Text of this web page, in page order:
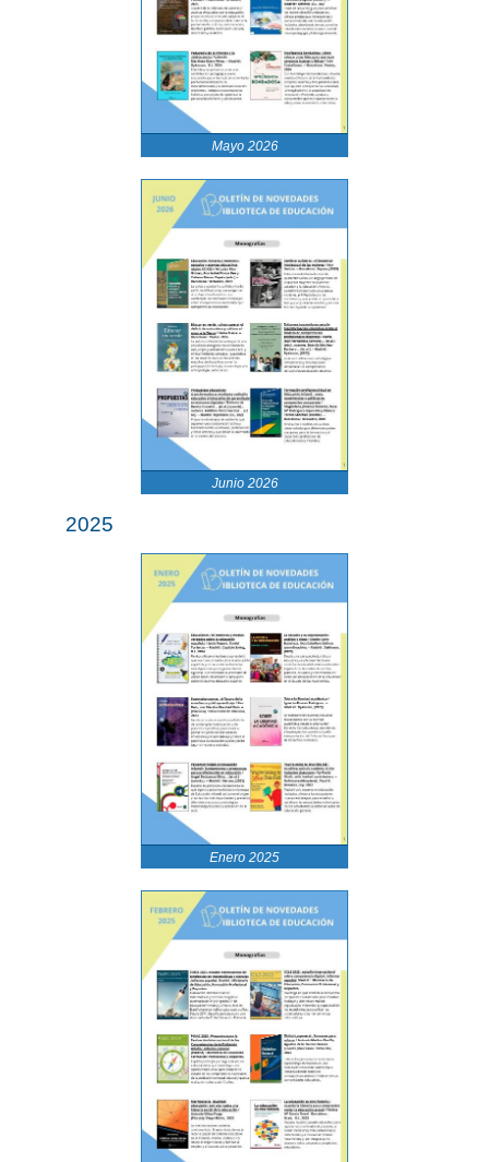
Mayo 2026
Junio 2026
2025
Enero 2025